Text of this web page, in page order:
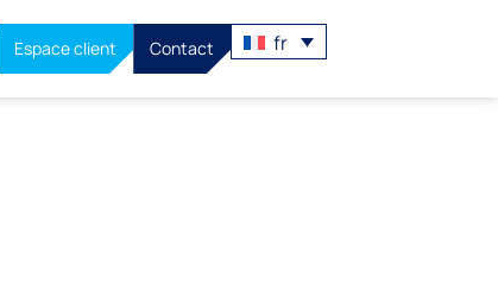
Espace client Contact fr